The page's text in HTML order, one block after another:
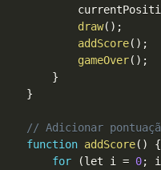
draw( ) ;
addScore( ) ;
gameOver( ) ;
}
}
// Adicionar
function addScore( )
{
for
(let i = 0; i